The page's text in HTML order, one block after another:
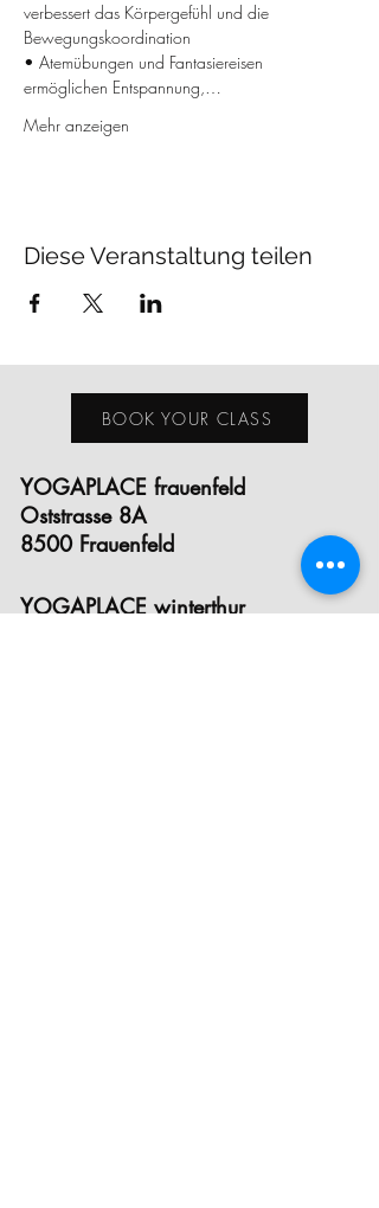
verbessert das Körpergefühl und die
Bewegungskoordination
• Atemübungen und Fantasiereisen
ermöglichen Entspannung,…
Mehr anzeigen
Diese Veranstaltung teilen
BOOK YOUR CLASS
YOGAPLACE frauenfeld
Oststrasse 8A
8500 Frauenfeld
YOGAPLACE winterthur